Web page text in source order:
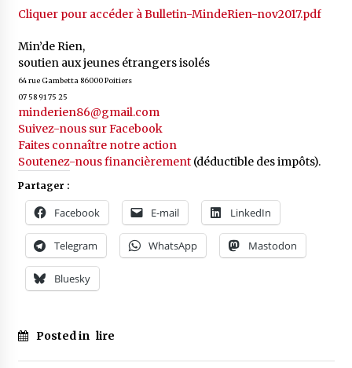
Cliquer pour accéder à Bulletin-MindeRien-nov2017.pdf
Min’de Rien,
soutien aux jeunes étrangers isolés
64 rue Gambetta 86000 Poitiers
07 58 91 75 25
minderien86@gmail.com
Suivez-nous sur Facebook
Faites connaître notre action
Soutenez-nous financièrement(déductible des impôts).
Partager :
Facebook E-mail LinkedIn
Telegram WhatsApp Mastodon
Bluesky
Posted in lire